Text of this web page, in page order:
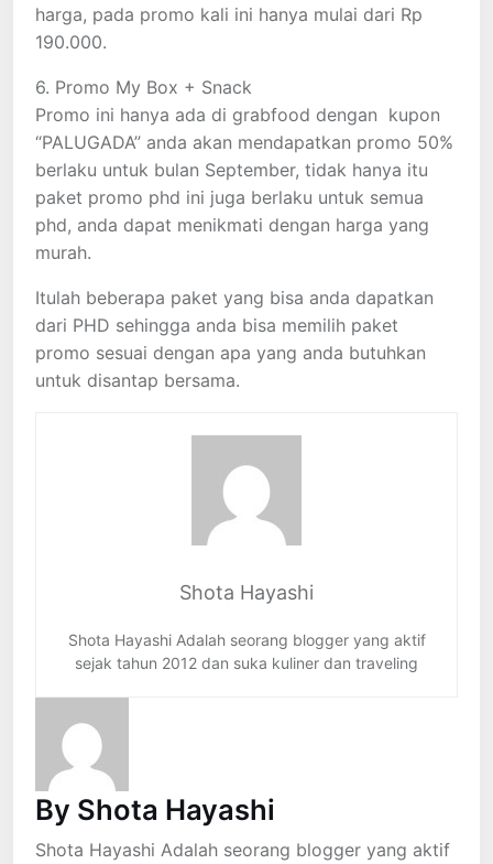
harga, pada promo kali ini hanya mulai dari Rp
190.000.
6. Promo My Box + Snack
Promo ini hanya ada di grabfood dengan kupon
“PALUGADA” anda akan mendapatkan promo 50%
berlaku untuk bulan September, tidak hanya itu
paket promo phd ini juga berlaku untuk semua
phd, anda dapat menikmati dengan harga yang
murah.
Itulah beberapa paket yang bisa anda dapatkan
dari PHD sehingga anda bisa memilih paket
promo sesuai dengan apa yang anda butuhkan
untuk disantap bersama.
Shota Hayashi
Shota Hayashi Adalah seorang blogger yang aktif
sejak tahun 2012 dan suka kuliner dan traveling
By Shota Hayashi
Shota Hayashi Adalah seorang blogger yang aktif